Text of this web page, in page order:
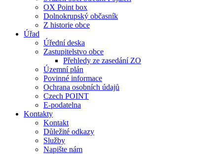
OX Point box
Dolnokrupský občasník
Z historie obce
Úřad
Úřední deska
Zastupitelstvo obce
Přehledy ze zasedání ZO
Územní plán
Povinné informace
Ochrana osobních údajů
Czech POINT
E-podatelna
Kontakty
Kontakt
Důležité odkazy
Služby
Napište nám